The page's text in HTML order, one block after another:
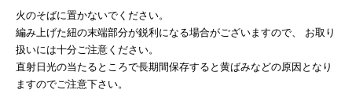
火のそばに置かないでください。
編み上げた紐の末端部分が鋭利になる場合がございますので、 お取り
扱いには十分ご注意ください。
直射日光の当たるところで長期間保存すると黄ばみなどの原因となり
ますのでご注意下さい。